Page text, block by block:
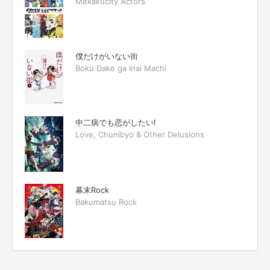
僕だけがいない街
Boku Dake ga Inai Machi
中二病でも恋がしたい!
Love, Chunibyo & Other Delusions
幕末Rock
Bakumatsu Rock